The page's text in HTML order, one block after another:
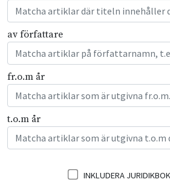
av författare
fr.o.m år
t.o.m år
INKLUDERA